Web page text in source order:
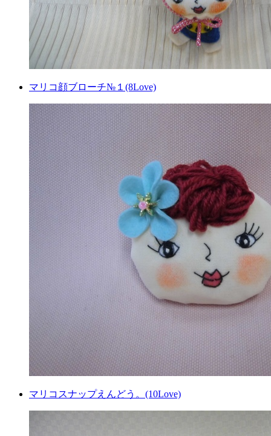
マリコ顔ブローチ№１(8Love)
マリコスナップえんどう。(10Love)